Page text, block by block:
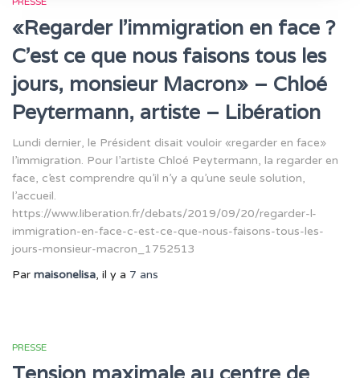
«Regarder l’immigration en face ?
C’est ce que nous faisons tous les
jours, monsieur Macron» – Chloé
Peytermann, artiste – Libération
Lundi dernier, le Président disait vouloir «regarder en face»
l’immigration. Pour l’artiste Chloé Peytermann, la regarder en
face, c’est comprendre qu’il n’y a qu’une seule solution,
l’accueil.
https://www.liberation.fr/debats/2019/09/20/regarder-l-
immigration-en-face-c-est-ce-que-nous-faisons-tous-les-
jours-monsieur-macron_1752513
Par maisonelisa, il y a 7 ans
PRESSE